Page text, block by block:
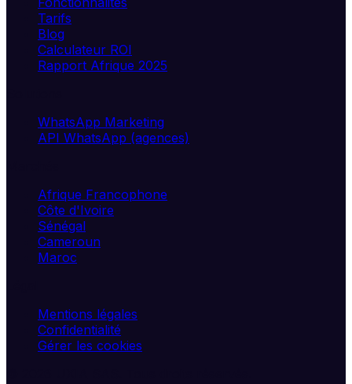
Tarifs
Blog
Calculateur ROI
Rapport Afrique 2025
WhatsApp Marketing
API WhatsApp (agences)
Afrique Francophone
Côte d'Ivoire
Sénégal
Cameroun
Maroc
Mentions légales
Confidentialité
Gérer les cookies